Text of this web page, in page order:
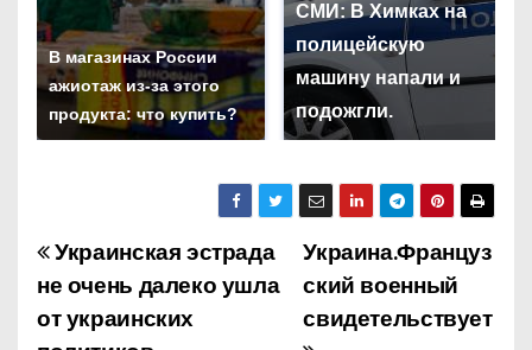
В магазинах России
ажиотаж из-за этого
продукта: что купить?
СМИ: В Химках на
полицейскую
машину напали и
подожгли.
Н
а
Украина.Француз
ский военный
свидетельствует
Украинская эстрада
не очень далеко ушла
от украинских